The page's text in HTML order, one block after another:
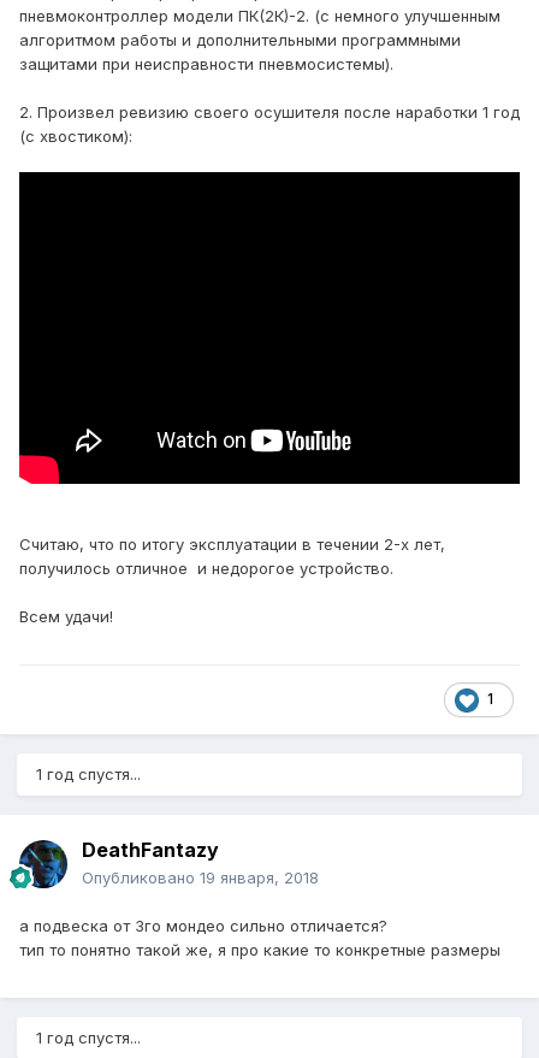
пневмоконтроллер модели ПК(2К)-2. (с немного улучшенным
алгоритмом работы и дополнительными программными
защитами при неисправности пневмосистемы).
2. Произвел ревизию своего осушителя после наработки 1 год
(с хвостиком):
Считаю, что по итогу эксплуатации в течении 2-х лет,
получилось отличное и недорогое устройство.
Всем удачи!
1
1 год спустя...
DeathFantazy
Опубликовано 19 января, 2018
а подвеска от 3го мондео сильно отличается?
тип то понятно такой же, я про какие то конкретные размеры
1 год спустя...